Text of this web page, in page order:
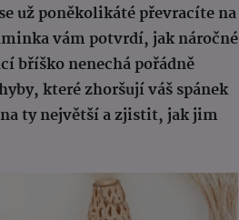
už poněkolikáté převracíte na
vám potvrdí, jak náročné
bříško nenechá pořádně
které zhoršují váš spánek
ty největší a zjistit, jak jim